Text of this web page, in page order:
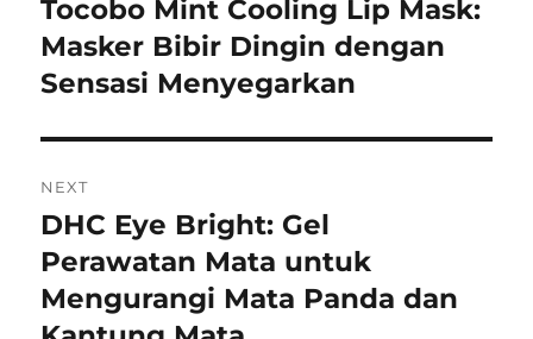
Previous
post:
Tocobo Mint Cooling Lip Mask:
Masker Bibir Dingin dengan
Sensasi Menyegarkan
NEXT
Next
post:
DHC Eye Bright: Gel
Perawatan Mata untuk
Mengurangi Mata Panda dan